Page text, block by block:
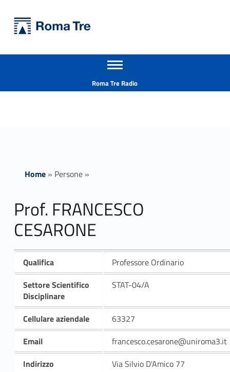
Prof. FRANCESCO CESARONE - Università Roma Tre
Apri il menu secondario
Roma Tre Radio
Home» Persone»
Prof. FRANCESCO
CESARONE
Qualifica
Professore Ordinario
Settore Scientifico
Disciplinare
STAT-04/A
Cellulare aziendale
63327
Email
francesco.cesarone@uniroma3.it
Indirizzo
Via Silvio D'Amico 77